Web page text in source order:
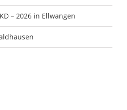
– 2026 in Ellwangen